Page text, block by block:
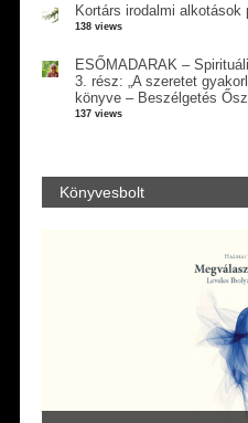
Kortárs irodalmi alkotások
138 views
ESŐMADARAK –
3. rész: „A szeretet
könyve – Beszélgetés
137 views
Könyvesbolt